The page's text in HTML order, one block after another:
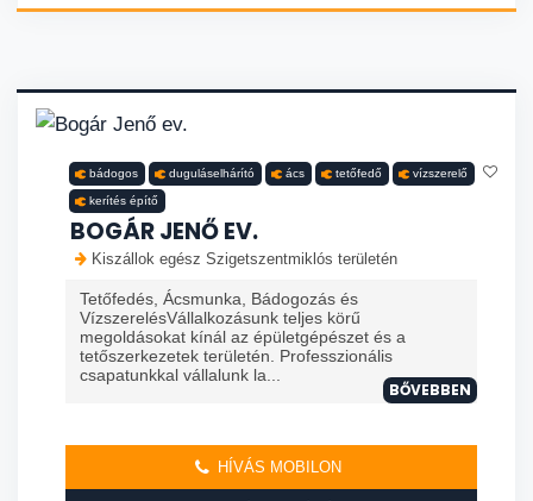
bádogos duguláselhárító ács tetőfedő vízszerelő
kerítés építő
BOGÁR JENŐ EV.
Kiszállok egész Szigetszentmiklós területén
Tetőfedés, Ácsmunka, Bádogozás és
VízszerelésVállalkozásunk teljes körű
megoldásokat kínál az épületgépészet és a
tetőszerkezetek területén. Professzionális
csapatunkkal vállalunk la...
BŐVEBBEN
HÍVÁS MOBILON